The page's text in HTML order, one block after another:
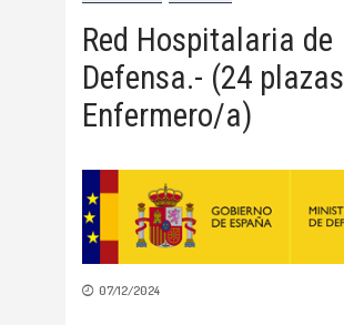
Red Hospitalaria de
Defensa.- (24 plazas
Enfermero/a)
07/12/2024